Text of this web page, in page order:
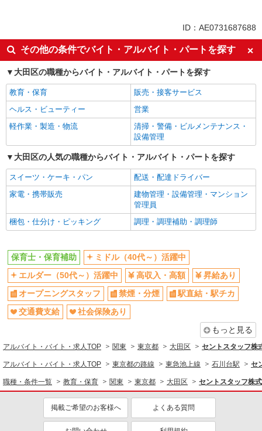
ミドル（40代～）活躍中
エルダー（50代～）活躍中
高収入・高額
昇給あり
オープニングスタッフ
禁煙・分煙
駅直結・駅チカ
交通費支給
社会保険あり
産休・育休取得実績あり
退職金・財形貯蓄制度あり
研修制度あり
教育・保育
保育士・保育補助
ミドル（40代～）活躍中
オープニングスタッフ
産休・育休取得実績あり
ID：AE0731687688
その他の条件でバイト・アルバイト・パートを探す
大田区の職種からバイト・アルバイト・パートを探す
教育・保育
販売・接客サービス
ヘルス・ビューティー
営業
軽作業・製造・物流
清掃・警備・ビルメンテナンス・
設備管理
大田区の人気の職種からバイト・アルバイト・パートを探す
スイーツ・ケーキ・パン
配送・配達ドライバー
家電・携帯販売
建物管理・設備管理・マンション
管理員
梱包・仕分け・ピッキング
調理・調理補助・調理師
保育士・保育補助
ミドル（40代～）活躍中
エルダー（50代～）活躍中
高収入・高額
昇給あり
オープニングスタッフ
禁煙・分煙
駅直結・駅チカ
交通費支給
社会保険あり
もっと見る
アルバイト・バイト・求人TOP 関東 東京都 大田区 セントスタッフ
アルバイト・バイト・求人TOP 東京都の路線 東急池上線 石川台駅 セ
職種・条件一覧 教育・保育 関東 東京都 大田区 セントスタッフ株
掲載ご希望のお客様へ よくある質問